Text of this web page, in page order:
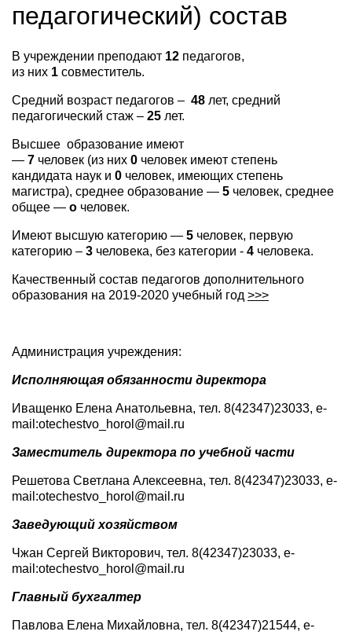
педагогический) состав
В учреждении преподают 12 педагогов,
из них 1 совместитель.
Средний возраст педагогов – 48 лет, средний
педагогический стаж – 25 лет.
Высшее образование имеют
— 7 человек (из них 0 человек имеют степень
кандидата наук и 0 человек, имеющих степень
магистра), среднее образование — 5 человек, среднее
общее — о человек.
Имеют высшую категорию — 5 человек, первую
категорию – 3 человека, без категории - 4 человека.
Качественный состав педагогов дополнительного
образования на 2019-2020 учебный год >>>
Администрация учреждения:
Исполняющая обязанности директора
Иващенко Елена Анатольевна, тел. 8(42347)23033, e-
mail:otechestvo_horol@mail.ru
Заместитель директора по учебной части
Решетова Светлана Алексеевна, тел. 8(42347)23033, e-
mail:otechestvo_horol@mail.ru
Заведующий хозяйством
Чжан Сергей Викторович, тел. 8(42347)23033, e-
mail:otechestvo_horol@mail.ru
Главный бухгалтер
Павлова Елена Михайловна, тел. 8(42347)21544, e-